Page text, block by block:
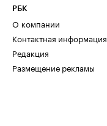
РБК
О компании
Контактная информация
Редакция
Размещение рекламы